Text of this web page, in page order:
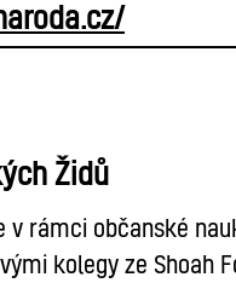
Židů
v rámci občanské
kolegy ze Shoah